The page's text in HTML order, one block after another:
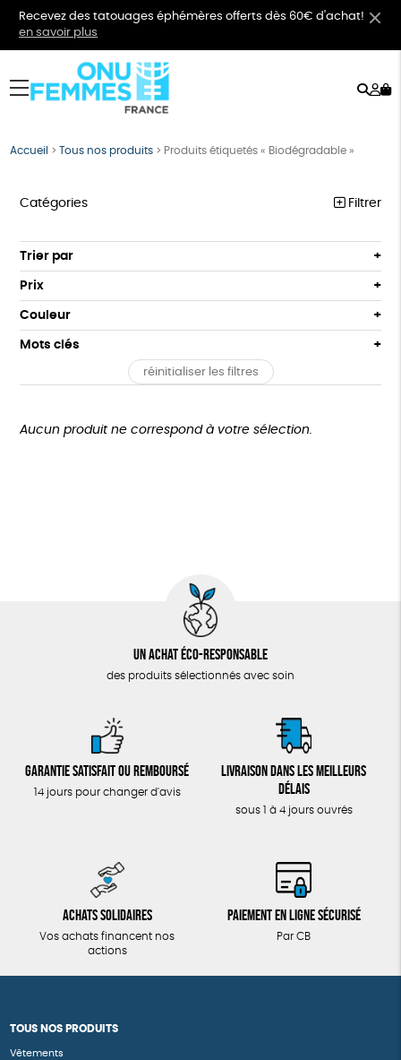
Recevez des tatouages éphémères offerts dès 60€ d'achat!
en savoir plus
menu
Accueil >Tous nos produits > Produits étiquetés « Biodégradable »
Catégories Filtrer
VÊTEMENTS
BIJOUX
BIEN-ÊTRE
ÉPICERIE
PAPETERIE
Trier par
Par défaut
Popularité
Prix : du - cher au + cher
Prix : du + cher au - cher
Prix
Tous
0 € - 50 €
Plus de 200€
Couleur
Orange
Mots clés
Fabriqué en Europe Fabriqué en France
réinitialiser les filtres
Aucun produit ne correspond à votre sélection.
Un achat éco-responsable
des produits sélectionnés avec soin
Garantie satisfait ou remboursé
14 jours pour changer d'avis
Livraison dans les meilleurs
délais
sous 1 à 4 jours ouvrés
Achats solidaires
Vos achats financent nos
actions
Paiement en ligne sécurisé
Par CB
TOUS NOS PRODUITS
Vêtements